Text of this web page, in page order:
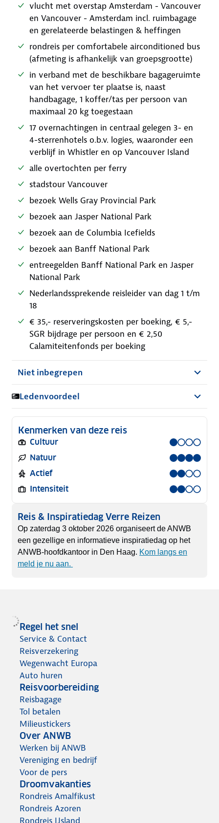
vlucht met overstap Amsterdam - Vancouver
en Vancouver - Amsterdam incl. ruimbagage
en gerelateerde belastingen & heffingen
rondreis per comfortabele airconditioned bus
(afmeting is afhankelijk van groepsgrootte)
in verband met de beschikbare bagageruimte
van het vervoer ter plaatse is, naast
handbagage, 1 koffer/tas per persoon van
maximaal 20 kg toegestaan
17 overnachtingen in centraal gelegen 3- en
4-sterrenhotels o.b.v. logies, waaronder een
verblijf in Whistler en op Vancouver Island
alle overtochten per ferry
stadstour Vancouver
bezoek Wells Gray Provincial Park
bezoek aan Jasper National Park
bezoek aan de Columbia Icefields
bezoek aan Banff National Park
entreegelden Banff National Park en Jasper
National Park
Nederlandssprekende reisleider van dag 1 t/m
18
€ 35,- reserveringskosten per boeking, € 5,-
SGR bijdrage per persoon en € 2,50
Calamiteitenfonds per boeking
Niet inbegrepen
Ledenvoordeel
Kenmerken van deze reis
Cultuur
Natuur
Actief
Intensiteit
Reis & Inspiratiedag Verre Reizen
Op zaterdag 3 oktober 2026 organiseert de ANWB
een gezellige en informatieve inspiratiedag op het
ANWB-hoofdkantoor in Den Haag. Kom langs en
meld je nu aan.
Regel het snel
Service & Contact
Reisverzekering
Wegenwacht Europa
Auto huren
Reisvoorbereiding
Reisbagage
Tol betalen
Milieustickers
Over ANWB
Werken bij ANWB
Vereniging en bedrijf
Voor de pers
Droomvakanties
Rondreis Amalfikust
Rondreis Azoren
Rondreis IJsland